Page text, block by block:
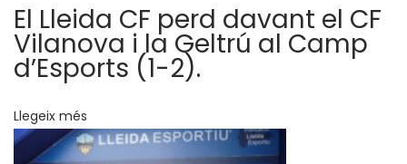
à
b
l
u
El Lleida CF perd davant el CF
Vilanova i la Geltrú al Camp
d’Esports (1-2).
Llegeix més